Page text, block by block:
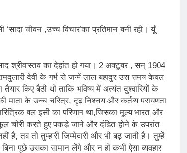
जीवन ,उच्च विचार’का प्रतिमान बनी रही। यूँ
श्रीवास्तव का देहांत हो गया। 2 अक्टूबर , सन् 1904
देवी के गर्भ से जन्में लाल बहादुर उस समय केवल
किए बैठी थी ताकि भविष्य में अत्यंत दुश्वारियों के
के उच्च चरित्र, दृढ़ निश्चय और कर्तव्य परायणता
बल इसी का परिणाम था,जिसका मूल्य भारत और
चोरी करते हुए पकड़े जाने और दंडित होने के उपरांत
है, तब तो तुम्हारी जिम्मेदारी और भी बढ़ जाती है। तुम्हें
पूछे उसका सामान लेंगे और न ही कभी ऐसा व्यवहार